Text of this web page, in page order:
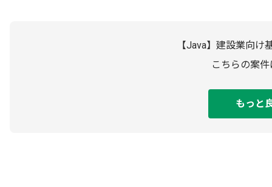
【Java】建設業向
こちらの案
もっと